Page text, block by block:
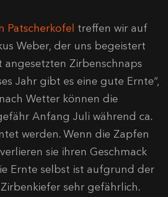
Patscherkofel treffen wir auf
Weber, der uns begeistert
angesetzten Zirbenschnaps
Jahr gibt es eine gute Ernte“,
Wetter können die
Anfang Juli während ca.
werden. Wenn die Zapfen
sie ihren Geschmack
Ernte selbst ist aufgrund der
sehr gefährlich.